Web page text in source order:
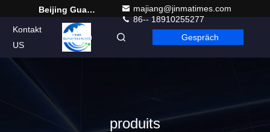
Beijing Guangtian Runze Technology Co., Ltd.
majiang@jinmatimes.com
86-- 18910255277
Kontakt
US
German Gespräch
produits